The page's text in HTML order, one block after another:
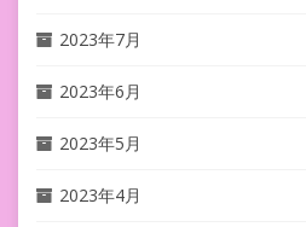
2023年7月
2023年6月
2023年5月
2023年4月